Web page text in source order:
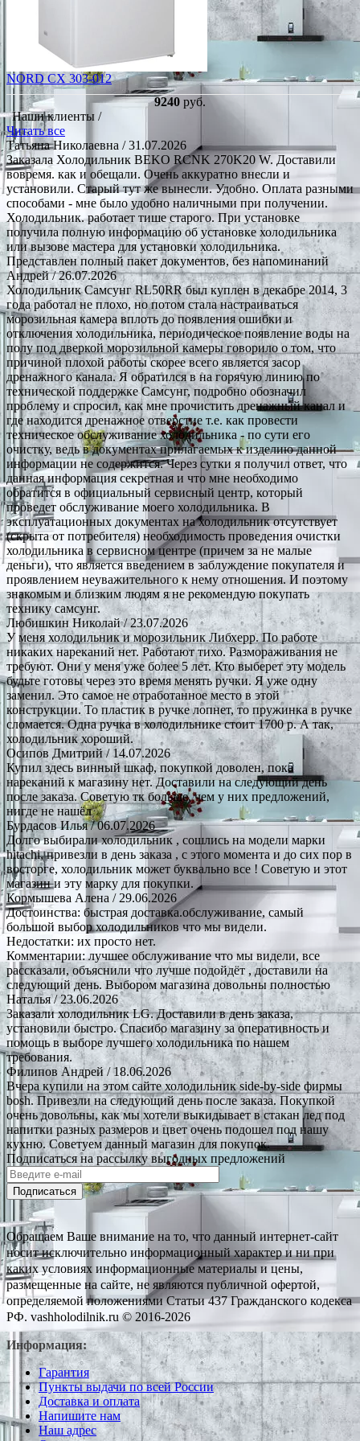
NORD CX 303-012
9240 руб.
Наши клиенты /
Читать все
Татьяна Николаевна / 31.07.2026
Заказала Холодильник BEKO RCNK 270K20 W. Доставили
вовремя. как и обещали. Очень аккуратно внесли и
установили. Старый тут же вынесли. Удобно. Оплата разными
способами - мне было удобно наличными при получении.
Холодильник. работает тише старого. При установке
получила полную информацию об установке холодильника
или вызове мастера для установки холодильника.
Представлен полный пакет документов, без напоминаний
Андрей/ 26.07.2026
Холодильник Самсунг RL50RR был куплен в декабре 2014, 3
года работал не плохо, но потом стала настраиваться
морозильная камера вплоть до появления ошибки и
отключения холодильника, периодическое появление воды на
полу под дверкой морозильной камеры говорило о том, что
причиной плохой работы скорее всего является засор
дренажного канала. Я обратился в на горячую линию по
технической поддержке Самсунг, подробно обозначил
проблему и спросил, как мне прочистить дренажный канал и
где находится дренажное отверстие т.е. как провести
техническое обслуживание холодильника - по сути его
очистку, ведь в документах прилагаемых к изделию данной
информации не содержится. Через сутки я получил ответ, что
данная информация секретная и что мне необходимо
обратится в официальный сервисный центр, который
проведет обслуживание моего холодильника. В
эксплуатационных документах на холодильник отсутствует
(скрыта от потребителя) необходимость проведения очистки
холодильника в сервисном центре (причем за не малые
деньги), что является введением в заблуждение покупателя и
проявлением неуважительного к нему отношения. И поэтому
знакомым и близким людям я не рекомендую покупать
технику самсунг.
Любишкин Николай/ 23.07.2026
У меня холодильник и морозильник Либхерр. По работе
никаких нареканий нет. Работают тихо. Размораживания не
требуют. Они у меня уже более 5 лет. Кто выберет эту модель
будьте готовы через это время менять ручки. Я уже одну
заменил. Это самое не отработанное место в этой
конструкции. То пластик в ручке лопнет, то пружинка в ручке
сломается. Одна ручка в холодильнике стоит 1700 р. А так,
холодильник хороший.
Осипов Дмитрий/ 14.07.2026
Купил здесь винный шкаф, покупкой доволен, пока
нареканий к магазину нет. Доставили на следующий день
после заказа. Советую тк больше, чем у них предложений,
нигде не нашёл
Бурдасов Илья/ 06.07.2026
Долго выбирали холодильник , сошлись на модели марки
hitachi, привезли в день заказа , с этого момента и до сих пор в
восторге, холодильник может буквально все ! Советую и этот
магазин и эту марку для покупки.
Кормышева Алена / 29.06.2026
Достоинства: быстрая доставка.обслуживание, самый
большой выбор холодильников что мы видели.
Недостатки: их просто нет.
Комментарии: лучшее обслуживание что мы видели, все
рассказали, объяснили что лучше подойдёт , доставили на
следующий день. Выбором магазина довольны полностью
Наталья/ 23.06.2026
Заказали холодильник LG. Доставили в день заказа,
установили быстро. Спасибо магазину за оперативность и
помощь в выборе лучшего холодильника по нашем
требования.
Филипов Андрей/ 18.06.2026
Вчера купили на этом сайте холодильник side-by-side фирмы
bosh. Привезли на следующий день после заказа. Покупкой
очень довольны, как мы хотели выкидывает в стакан лед под
напитки разных размеров и цвет очень подошел под нашу
кухню. Советуем данный магазин для покупок.
Подписаться на рассылку выгодных предложений
Подписаться
Обращаем Ваше внимание на то, что данный интернет-сайт
носит исключительно информационный характер и ни при
каких условиях информационные материалы и цены,
размещенные на сайте, не являются публичной офертой,
определяемой положениями Статьи 437 Гражданского кодекса
РФ. vashholodilnik.ru © 2016-2026
Информация:
Гарантия
Пункты выдачи по всей России
Доставка и оплата
Напишите нам
Наш адрес